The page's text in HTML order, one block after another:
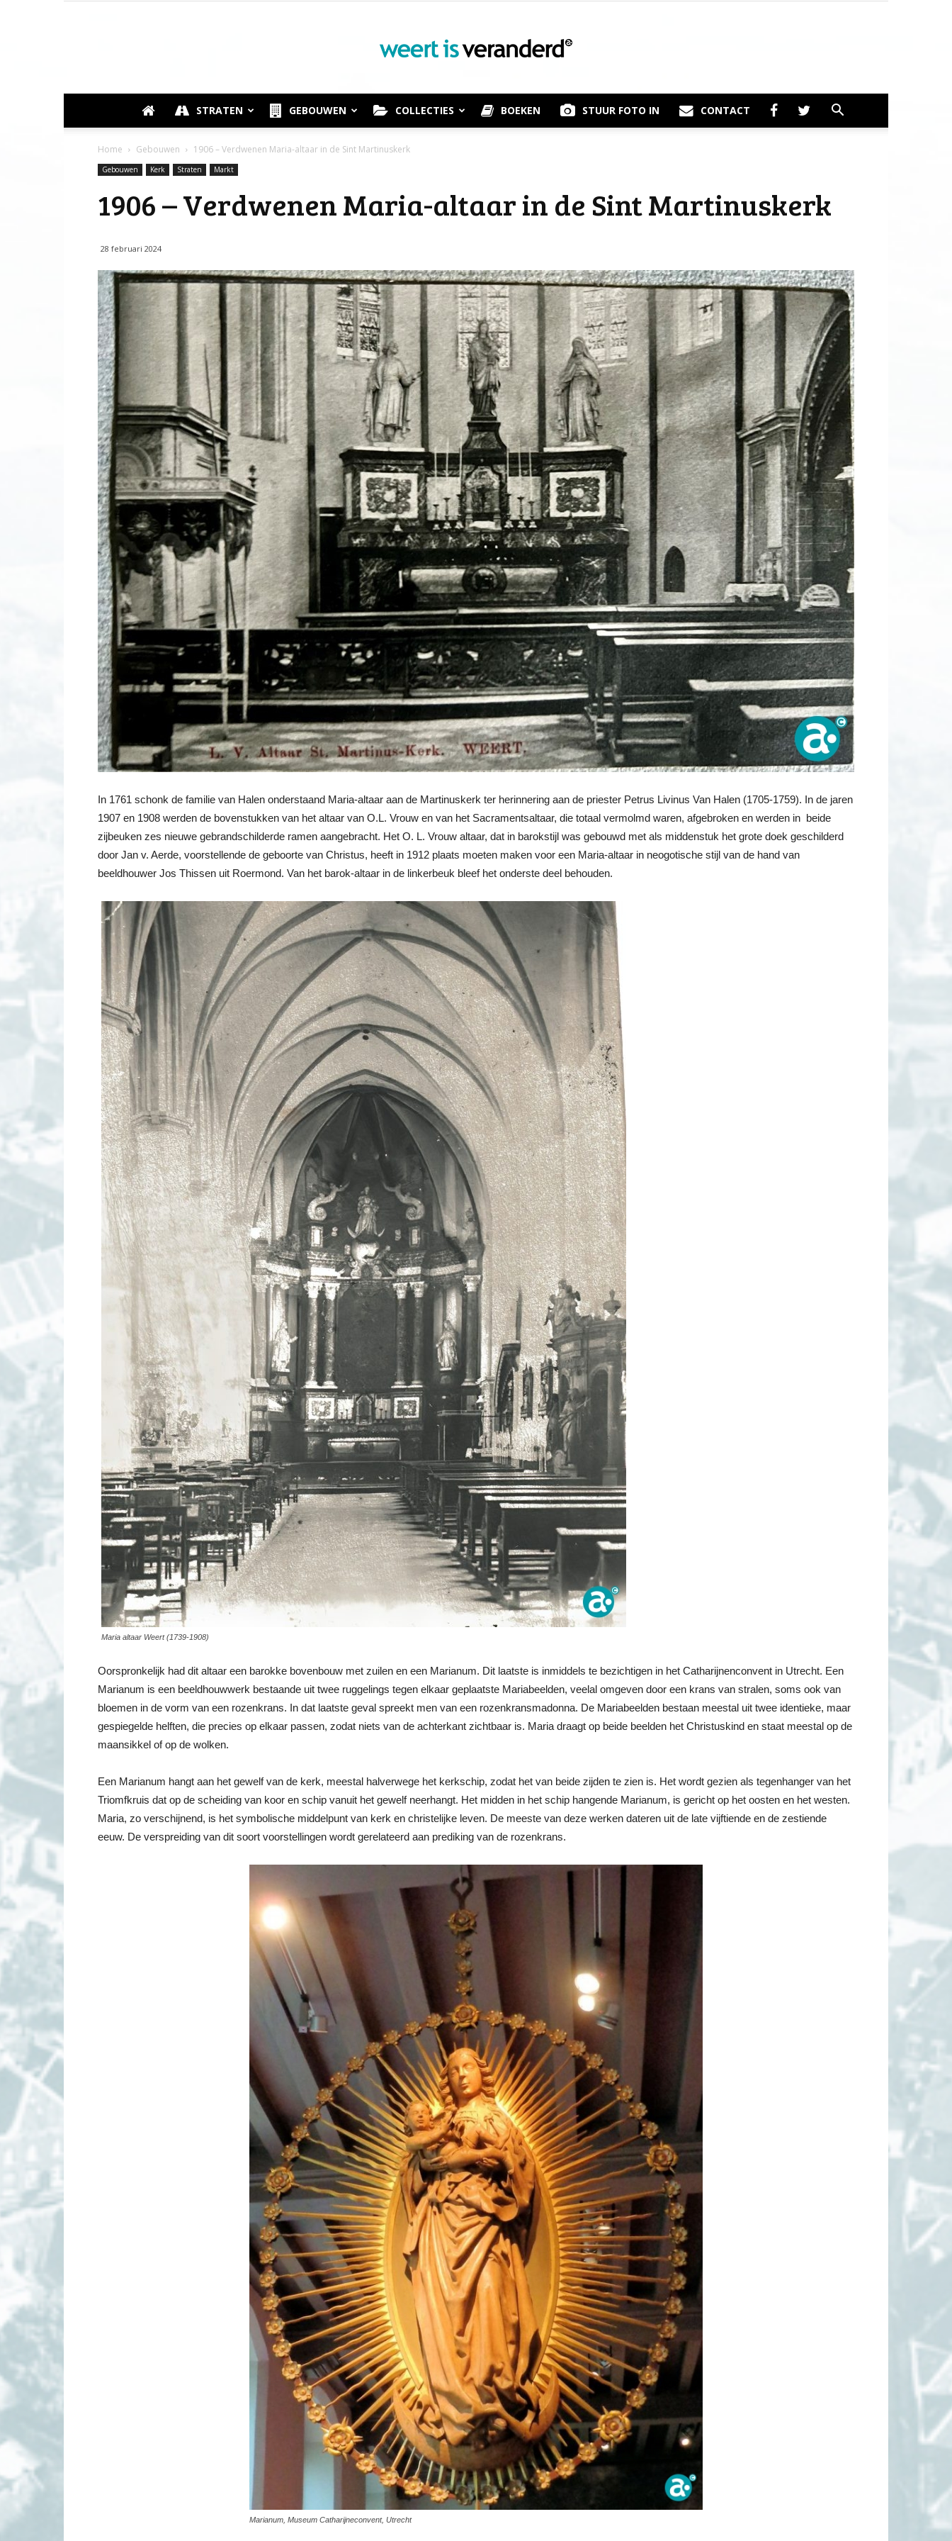
Weert
is
Veranderd
STRATEN GEBOUWEN COLLECTIES BOEKEN STUUR FOTO IN CONTACT
Home Gebouwen 1906 – Verdwenen Maria-altaar in de Sint Martinuskerk
Gebouwen Kerk Straten Markt
1906 – Verdwenen Maria-altaar in de Sint Martinuskerk
28 februari 2024
In 1761 schonk de familie van Halen onderstaand Maria-altaar aan de Martinuskerk ter herinnering aan de priester Petrus Livinus Van Halen (1705-1759). In de jaren
1907 en 1908 werden de bovenstukken van het altaar van O.L. Vrouw en van het Sacramentsaltaar, die totaal vermolmd waren, afgebroken en werden in beide
zijbeuken zes nieuwe gebrandschilderde ramen aangebracht. Het O. L. Vrouw altaar, dat in barokstijl was gebouwd met als middenstuk het grote doek geschilderd
door Jan v. Aerde, voorstellende de geboorte van Christus, heeft in 1912 plaats moeten maken voor een Maria-altaar in neogotische stijl van de hand van
beeldhouwer Jos Thissen uit Roermond. Van het barok-altaar in de linkerbeuk bleef het onderste deel behouden.
Maria altaar Weert (1739-1908)
Oorspronkelijk had dit altaar een barokke bovenbouw met zuilen en een Marianum. Dit laatste is inmiddels te bezichtigen in het Catharijnenconvent in Utrecht. Een
Marianum is een beeldhouwwerk bestaande uit twee ruggelings tegen elkaar geplaatste Mariabeelden, veelal omgeven door een krans van stralen, soms ook van
bloemen in de vorm van een rozenkrans. In dat laatste geval spreekt men van een rozenkransmadonna. De Mariabeelden bestaan meestal uit twee identieke, maar
gespiegelde helften, die precies op elkaar passen, zodat niets van de achterkant zichtbaar is. Maria draagt op beide beelden het Christuskind en staat meestal op de
maansikkel of op de wolken.
Een Marianum hangt aan het gewelf van de kerk, meestal halverwege het kerkschip, zodat het van beide zijden te zien is. Het wordt gezien als tegenhanger van het
Triomfkruis dat op de scheiding van koor en schip vanuit het gewelf neerhangt. Het midden in het schip hangende Marianum, is gericht op het oosten en het westen.
Maria, zo verschijnend, is het symbolische middelpunt van kerk en christelijke leven. De meeste van deze werken dateren uit de late vijftiende en de zestiende
eeuw. De verspreiding van dit soort voorstellingen wordt gerelateerd aan prediking van de rozenkrans.
Marianum, Museum Catharijneconvent, Utrecht